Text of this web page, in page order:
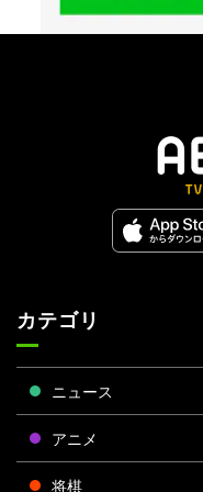
カテゴリ
ニュース
アニメ
将棋